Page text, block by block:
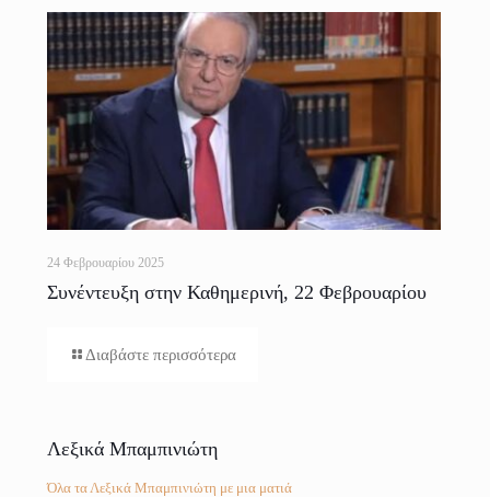
24 Φεβρουαρίου 2025
Συνέντευξη στην Καθημερινή, 22 Φεβρουαρίου
Διαβάστε περισσότερα
Λεξικά Μπαμπινιώτη
Όλα τα Λεξικά Μπαμπινιώτη με μια ματιά